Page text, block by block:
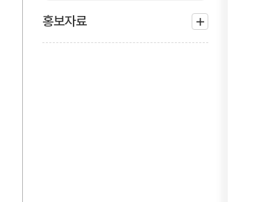
홍보자료
하위